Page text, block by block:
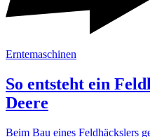
Erntemaschinen
So entsteht ein
Deere
Beim Bau eines Feld­häcks­lers